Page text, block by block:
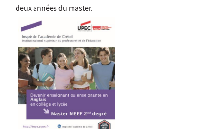
deux années du master.